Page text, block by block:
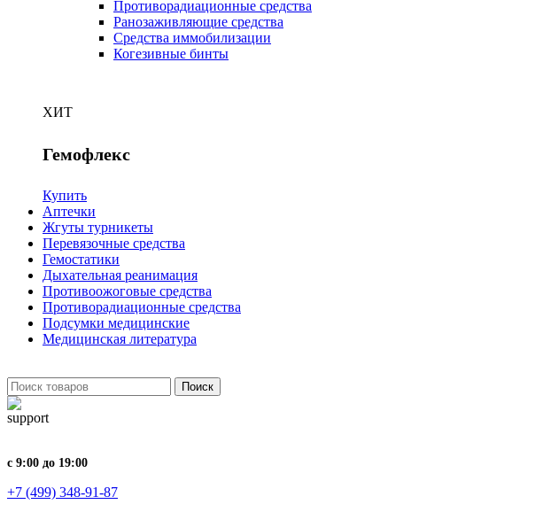
Противорадиационные средства
Ранозаживляющие средства
Средства иммобилизации
Когезивные бинты
ХИТ
Гемофлекс
Купить
Аптечки
Жгуты турникеты
Перевязочные средства
Гемостатики
Дыхательная реанимация
Противоожоговые средства
Противорадиационные средства
Подсумки медицинские
Медицинская литература
Поиск
с 9:00 до 19:00
+7 (499) 348-91-87